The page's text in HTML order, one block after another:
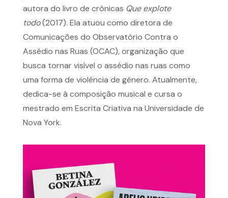
autora do livro de crônicas Que explote
todo(2017). Ela atuou como diretora de
Comunicações do Observatório Contra o
Assédio nas Ruas (OCAC), organização que
busca tornar visível o assédio nas ruas como
uma forma de violência de gênero. Atualmente,
dedica-se à composição musical e cursa o
mestrado em Escrita Criativa na Universidade de
Nova York.